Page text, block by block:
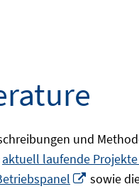
und
aktuell laufende
In
sowie